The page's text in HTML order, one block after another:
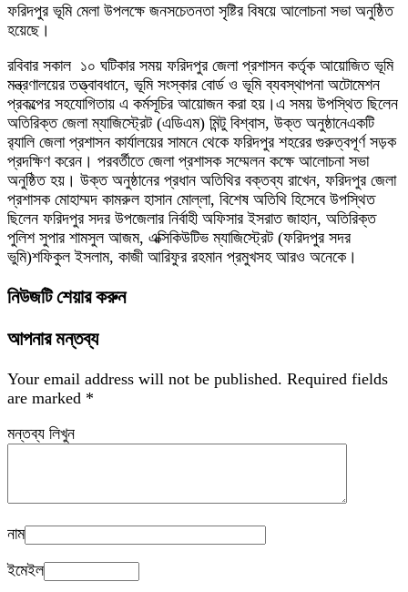
ফরিদপুর ভূমি মেলা উপলক্ষে জনসচেতনতা সৃষ্টির বিষয়ে আলোচনা সভা অনুষ্ঠিত
হয়েছে।
রবিবার সকাল ১০ ঘটিকার সময় ফরিদপুর জেলা প্রশাসন কর্তৃক আয়োজিত ভূমি
মন্ত্রণালয়ের তত্ত্বাবধানে, ভূমি সংস্কার বোর্ড ও ভূমি ব্যবস্থাপনা অটোমেশন
প্রকল্পের সহযোগিতায় এ কর্মসূচির আয়োজন করা হয়।এ সময় উপস্থিত ছিলেন
অতিরিক্ত জেলা ম্যাজিস্ট্রেট (এডিএম) মিন্টু বিশ্বাস, উক্ত অনুষ্ঠানেএকটি
র‍্যালি জেলা প্রশাসন কার্যালয়ের সামনে থেকে ফরিদপুর শহরের গুরুত্বপূর্ণ সড়ক
প্রদক্ষিণ করেন। পরবর্তীতে জেলা প্রশাসক সম্মেলন কক্ষে আলোচনা সভা
অনুষ্ঠিত হয়। উক্ত অনুষ্ঠানের প্রধান অতিথির বক্তব্য রাখেন, ফরিদপুর জেলা
প্রশাসক মোহাম্মদ কামরুল হাসান মোল্লা, বিশেষ অতিথি হিসেবে উপস্থিত
ছিলেন ফরিদপুর সদর উপজেলার নির্বাহী অফিসার ইসরাত জাহান, অতিরিক্ত
পুলিশ সুপার শামসুল আজম, এক্সিকিউটিভ ম্যাজিস্ট্রেট (ফরিদপুর সদর
ভুমি)শফিকুল ইসলাম, কাজী আরিফুর রহমান প্রমুখসহ আরও অনেকে।
নিউজটি শেয়ার করুন
আপনার মন্তব্য
Your email address will not be published. Required fields
are marked *
মন্তব্য লিখুন
নাম
ইমেইল